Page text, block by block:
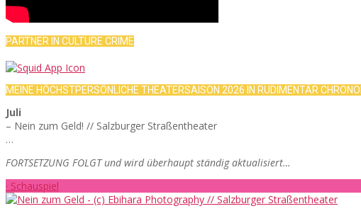
PARTNER IN CULTURE CRIME
MEINE HÖCHSTPERSÖNLICHE THEATERSAISON 2026 IN RUDIMENTÄR
Juli
– Nein zum Geld! // Salzburger Straßentheater
…
FORTSETZUNG FOLGT und wird überhaupt ständig aktualisiert…
· Schauspiel